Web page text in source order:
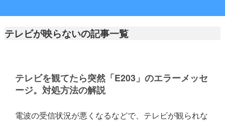
テレビが映らないの記事一覧
テレビを観てたら突然「E203」のエラーメッセ
ージ。対処方法の解説
電波の受信状況が悪くなるなどで、テレビが観られな